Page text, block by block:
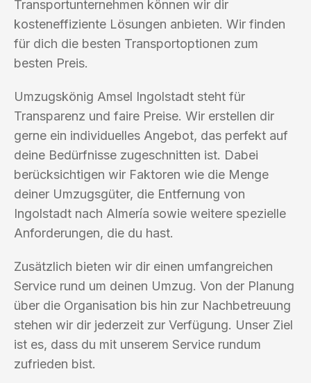
Transportunternehmen können wir dir
kosteneffiziente Lösungen anbieten. Wir finden
für dich die besten Transportoptionen zum
besten Preis.
Umzugskönig Amsel Ingolstadt steht für
Transparenz und faire Preise. Wir erstellen dir
gerne ein individuelles Angebot, das perfekt auf
deine Bedürfnisse zugeschnitten ist. Dabei
berücksichtigen wir Faktoren wie die Menge
deiner Umzugsgüter, die Entfernung von
Ingolstadt nach Almería sowie weitere spezielle
Anforderungen, die du hast.
Zusätzlich bieten wir dir einen umfangreichen
Service rund um deinen Umzug. Von der Planung
über die Organisation bis hin zur Nachbetreuung
stehen wir dir jederzeit zur Verfügung. Unser Ziel
ist es, dass du mit unserem Service rundum
zufrieden bist.